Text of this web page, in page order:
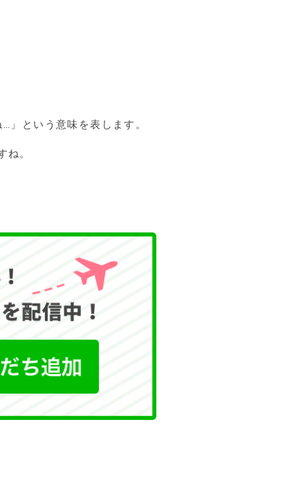
という意味を表します。
ね。